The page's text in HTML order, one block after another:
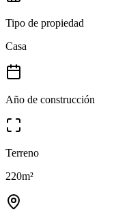
Tipo de propiedad
Casa
Año de construcción
Terreno
220m²